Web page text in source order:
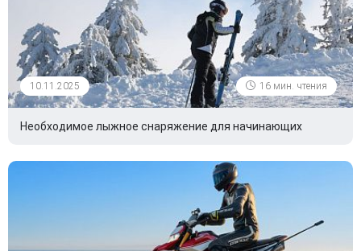
10.11.2025 16 мин. чтения
Необходимое лыжное снаряжение для начинающих